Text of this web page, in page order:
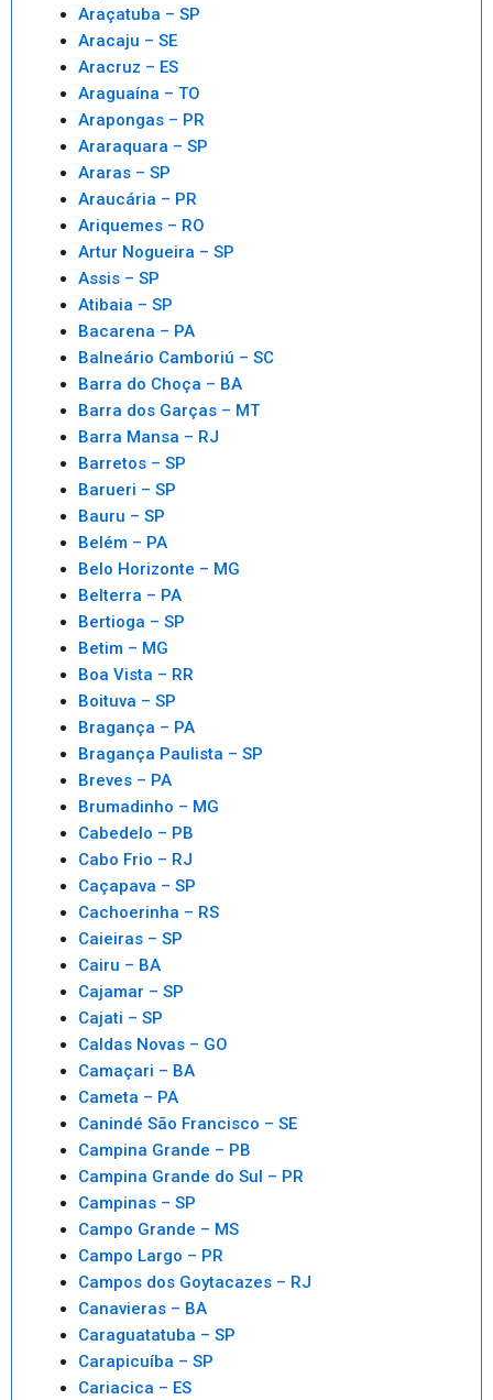
Araçatuba – SP
Aracaju – SE
Aracruz – ES
Araguaína – TO
Arapongas – PR
Araraquara – SP
Araras – SP
Araucária – PR
Ariquemes – RO
Artur Nogueira – SP
Assis – SP
Atibaia – SP
Bacarena – PA
Balneário Camboriú – SC
Barra do Choça – BA
Barra dos Garças – MT
Barra Mansa – RJ
Barretos – SP
Barueri – SP
Bauru – SP
Belém – PA
Belo Horizonte – MG
Belterra – PA
Bertioga – SP
Betim – MG
Boa Vista – RR
Boituva – SP
Bragança – PA
Bragança Paulista – SP
Breves – PA
Brumadinho – MG
Cabedelo – PB
Cabo Frio – RJ
Caçapava – SP
Cachoerinha – RS
Caieiras – SP
Cairu – BA
Cajamar – SP
Cajati – SP
Caldas Novas – GO
Camaçari – BA
Cameta – PA
Canindé São Francisco – SE
Campina Grande – PB
Campina Grande do Sul – PR
Campinas – SP
Campo Grande – MS
Campo Largo – PR
Campos dos Goytacazes – RJ
Canavieras – BA
Caraguatatuba – SP
Carapicuíba – SP
Cariacica – ES